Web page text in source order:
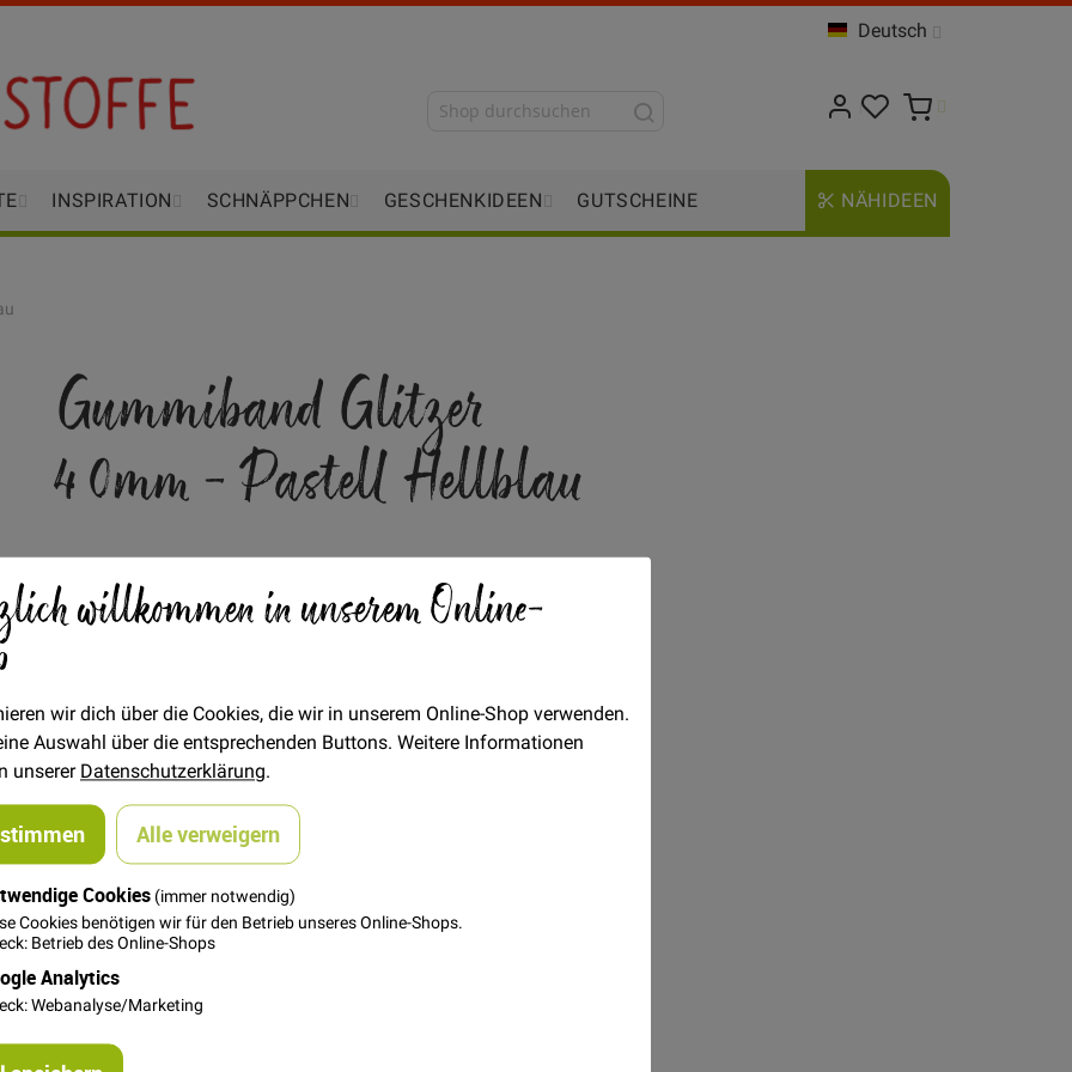
willkommen in unserem Online-
wir dich über die Cookies, die wir in unserem Online-Shop verwenden.
Auswahl über die entsprechenden Buttons. Weitere Informationen
unsererDatenschutzerklärung.
Alle verweigern
Cookies (immer notwendig)
Cookies benötigen wir für den Betrieb unseres Online-Shops.
Betrieb des Online-Shops
Analytics
Webanalyse/Marketing
Deutsch
INSPIRATION SCHNÄPPCHEN GESCHENKIDEEN GUTSCHEINE NÄHIDEEN
Gummiband Glitzer
40mm - Pastell Hellblau
VerfügbarkeitAuf Lager
4,00 €
In den Warenkorb
silbernen Lurexfäden. Breite 4 cm. Ideal als Bund für Röcke und